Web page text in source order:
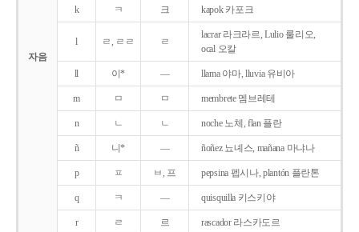
자음
k ㅋ 크 kapok 카포크
l ㄹ, ㄹㄹ ㄹ
lacrar 라크라르, Lulio 룰리오,
ocal 오칼
ll 이* ― llama 야마, lluvia 유비아
m ㅁ ㅁ membrete 멤브레테
n ㄴ ㄴ noche 노체, flan 플란
ñ 니* ― ñoñez 뇨녜스, mañana 마냐나
p ㅍ ㅂ, 프 pepsina 펩시나, plantón 플란톤
q ㅋ ― quisquilla 키스키야
r ㄹ 르 rascador 라스카도르